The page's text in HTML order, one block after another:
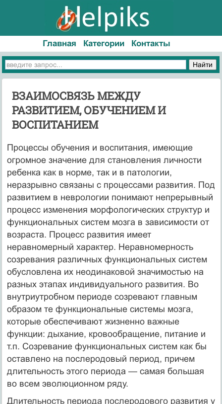
Главная Категории Контакты
ВЗАИМОСВЯЗЬ МЕЖДУ
РАЗВИТИЕМ, ОБУЧЕНИЕМ И
ВОСПИТАНИЕМ
Процессы обучения и воспитания, имеющие
огромное значение для становления личности
ребенка как в норме, так и в патологии,
неразрывно связаны с процессами развития. Под
развитием в неврологии понимают непрерывный
процесс изменения морфологических структур и
функциональных систем мозга в зависимости от
возраста. Процесс развития имеет
неравномерный характер. Неравномерность
созревания различных функциональных систем
обусловлена их неодинаковой значимостью на
разных этапах индивидуального развития. Во
внутриутробном периоде созревают главным
образом те функциональные системы мозга,
которые обеспечивают жизненно важные
функции: дыхание, кровообращение, питание и
т.п. Созревание функциональных систем как бы
оставлено на послеродовый период, причем
длительность этого периода — самая большая
во всем эволюционном ряду.
Длительность периода послеродового развития у